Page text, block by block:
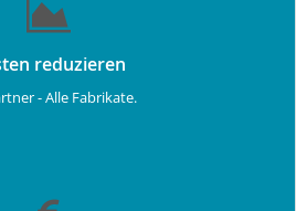
reduzieren
- Alle Fabrikate.